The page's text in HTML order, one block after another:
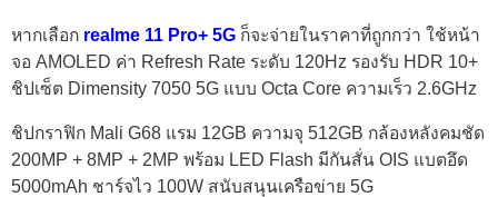
หากเลือก realme 11 Pro+ 5G ก็จะจ่ายในราคาที่ถูกกว่า ใช้หน้า
จอ AMOLED ค่า Refresh Rate ระดับ 120Hz รองรับ HDR 10+
ชิปเซ็ต Dimensity 7050 5G แบบ Octa Core ความเร็ว 2.6GHz
ชิปกราฟิก Mali G68 แรม 12GB ความจุ 512GB กล้องหลังคมชัด
200MP + 8MP + 2MP พร้อม LED Flash มีกันสั่น OIS แบตอึด
5000mAh ชาร์จไว 100W สนับสนุนเครือข่าย 5G